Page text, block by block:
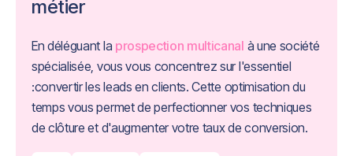
métier
En déléguant la prospection multicanal à une société
spécialisée, vous vous concentrez sur l'essentiel
:convertir les leads en clients. Cette optimisation du
temps vous permet de perfectionner vos techniques
de clôture et d'augmenter votre taux de conversion.